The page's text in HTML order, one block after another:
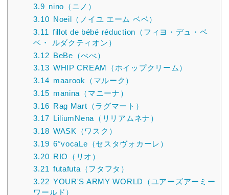
3.9 nino（ニノ）
3.10 Noeil（ノイユ エーム ベベ）
3.11 fillot de bébé réduction（フィヨ・デュ・ベ
ベ・ ルダクティオン）
3.12 BeBe（べべ）
3.13 WHIP CREAM（ホイップクリーム）
3.14 maarook（マルーク）
3.15 manina（マニーナ）
3.16 Rag Mart（ラグマート）
3.17 LiliumNena（リリアムネナ）
3.18 WASK（ワスク）
3.19 6°vocaLe（セスタヴォカーレ）
3.20 RIO（リオ）
3.21 futafuta（フタフタ）
3.22 YOUR'S ARMY WORLD（ユアーズアーミー
ワールド）